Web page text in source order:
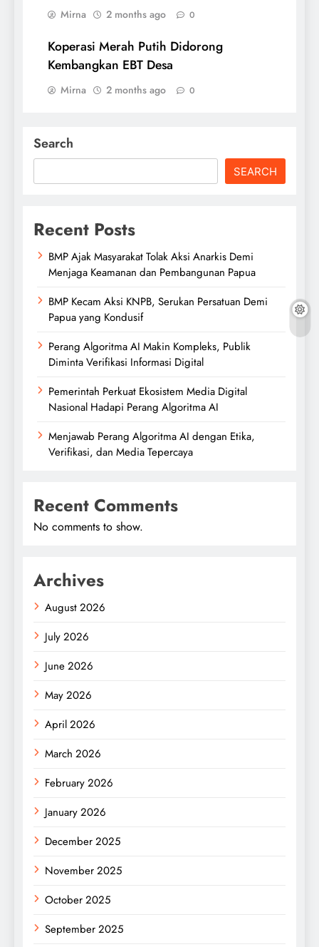
Mirna 2 months ago 0
Koperasi Merah Putih Didorong
Kembangkan EBT Desa
Mirna 2 months ago 0
Search
SEARCH
Recent Posts
BMP Ajak Masyarakat Tolak Aksi Anarkis Demi
Menjaga Keamanan dan Pembangunan Papua
BMP Kecam Aksi KNPB, Serukan Persatuan Demi
Papua yang Kondusif
Perang Algoritma AI Makin Kompleks, Publik
Diminta Verifikasi Informasi Digital
Pemerintah Perkuat Ekosistem Media Digital
Nasional Hadapi Perang Algoritma AI
Menjawab Perang Algoritma AI dengan Etika,
Verifikasi, dan Media Tepercaya
Recent Comments
No comments to show.
Archives
August 2026
July 2026
June 2026
May 2026
April 2026
March 2026
February 2026
January 2026
December 2025
November 2025
October 2025
September 2025